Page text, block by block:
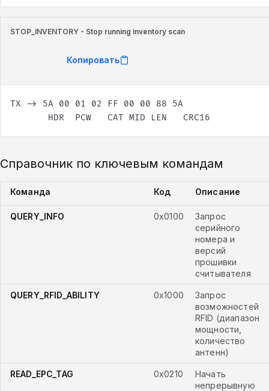
STOP_INVENTORY - Stop running inventory scan
Копировать
       HDR  PCW   CAT MID LEN   CRC16
Справочник по ключевым командам
Команда Код Описание
QUERY_INFO 0x0100
Запрос
серийного
номера и
версий
прошивки
считывателя
QUERY_RFID_ABILITY 0x1000
Запрос
возможностей
RFID (диапазон
мощности,
количество
антенн)
READ_EPC_TAG 0x0210
Начать
непрерывную